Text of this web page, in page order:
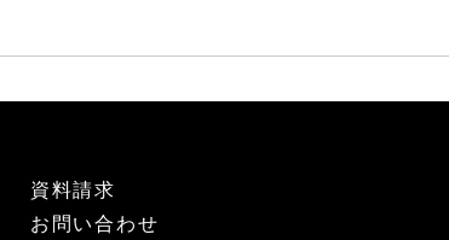
資料請求
お問い合わせ